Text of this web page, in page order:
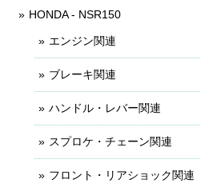
HONDA - NSR150
エンジン関連
ブレーキ関連
ハンドル・レバー関連
スプロケ・チェーン関連
フロント・リアショック関連